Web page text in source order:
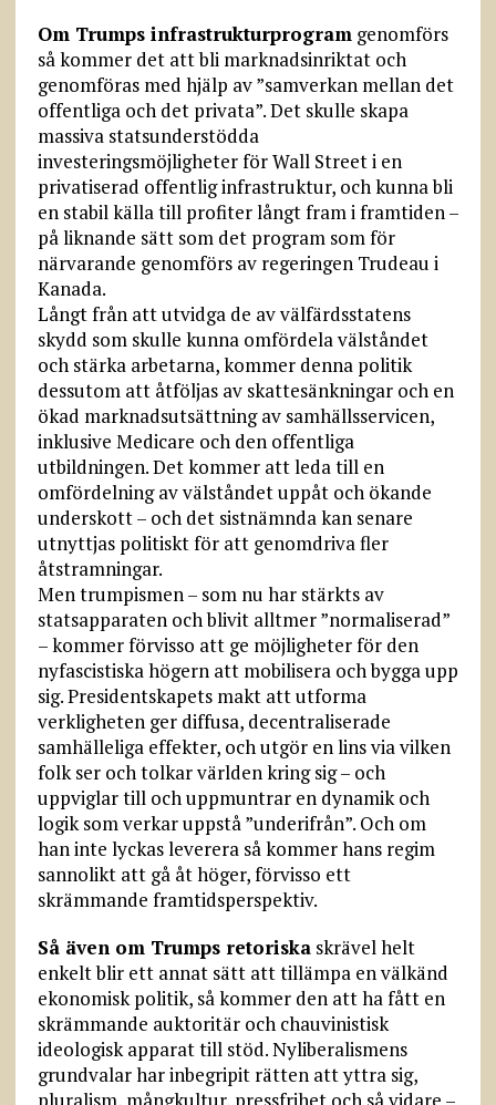
Om Trumps infrastrukturprogramgenomförs
så kommer det att bli marknadsinriktat och
genomföras med hjälp av ”samverkan mellan det
offentliga och det privata”. Det skulle skapa
massiva statsunderstödda
investeringsmöjligheter för Wall Street i en
privatiserad offentlig infrastruktur, och kunna bli
en stabil källa till profiter långt fram i framtiden –
på liknande sätt som det program som för
närvarande genomförs av regeringen Trudeau i
Kanada.
Långt från att utvidga de av välfärdsstatens
skydd som skulle kunna omfördela välståndet
och stärka arbetarna, kommer denna politik
dessutom att åtföljas av skattesänkningar och en
ökad marknadsutsättning av samhällsservicen,
inklusive Medicare och den offentliga
utbildningen. Det kommer att leda till en
omfördelning av välståndet uppåt och ökande
underskott – och det sistnämnda kan senare
utnyttjas politiskt för att genomdriva fler
åtstramningar.
Men trumpismen – som nu har stärkts av
statsapparaten och blivit alltmer ”normaliserad”
– kommer förvisso att ge möjligheter för den
nyfascistiska högern att mobilisera och bygga upp
sig. Presidentskapets makt att utforma
verkligheten ger diffusa, decentraliserade
samhälleliga effekter, och utgör en lins via vilken
folk ser och tolkar världen kring sig – och
uppviglar till och uppmuntrar en dynamik och
logik som verkar uppstå ”underifrån”. Och om
han inte lyckas leverera så kommer hans regim
sannolikt att gå åt höger, förvisso ett
skrämmande framtidsperspektiv.
Så även om Trumps retoriskaskrävel helt
enkelt blir ett annat sätt att tillämpa en välkänd
ekonomisk politik, så kommer den att ha fått en
skrämmande auktoritär och chauvinistisk
ideologisk apparat till stöd. Nyliberalismens
grundvalar har inbegripit rätten att yttra sig,